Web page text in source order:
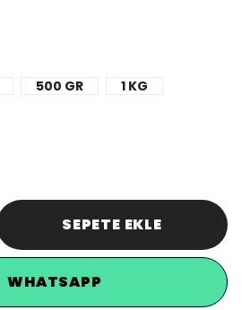
500 GR
1 KG
SEPETE EKLE
WHATSAPP